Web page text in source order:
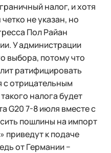
налог, и хотя
не указан, но
Пол Райан
У администрации
выбора, потому что
ратифицировать
отрицательным
налога будет
G20 7-8 июля вместе с
пошлины на импорт
приведут к подаче
от Германии −